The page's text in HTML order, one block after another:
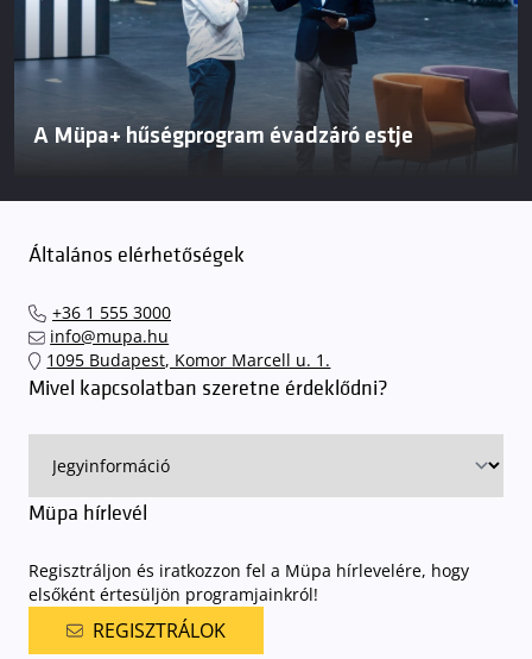
A Müpa+ hűségprogram évadzáró estje
Általános elérhetőségek
+36 1 555 3000
info@mupa.hu
1095 Budapest, Komor Marcell u. 1.
Mivel kapcsolatban szeretne érdeklődni?
Müpa hírlevél
Regisztráljon és iratkozzon fel a Müpa hírlevelére, hogy
elsőként értesüljön programjainkról!
REGISZTRÁLOK